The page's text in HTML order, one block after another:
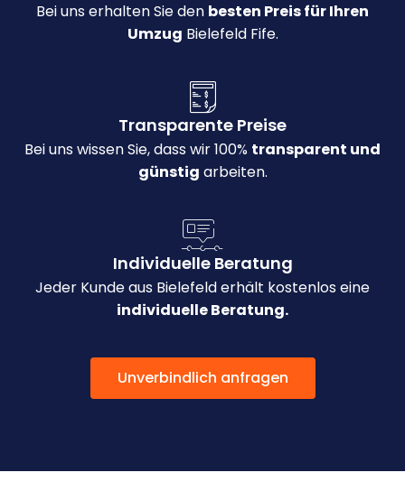
Bei uns erhalten Sie den besten Preis für Ihren
Umzug Bielefeld Fife.
Transparente Preise
Bei uns wissen Sie, dass wir 100% transparent und
günstig arbeiten.
Individuelle Beratung
Jeder Kunde aus Bielefeld erhält kostenlos eine
individuelle Beratung.
Unverbindlich anfragen